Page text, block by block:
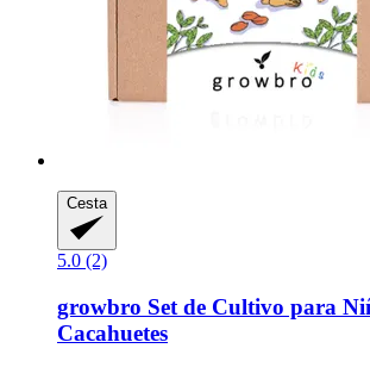
Cesta
5.0 (2)
growbro Set de Cultivo para
Cacahuetes